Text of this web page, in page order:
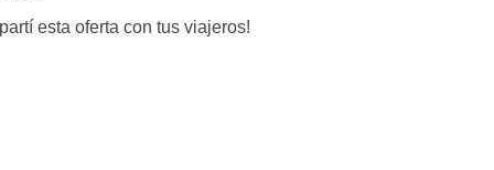
esta oferta con tus viajeros!